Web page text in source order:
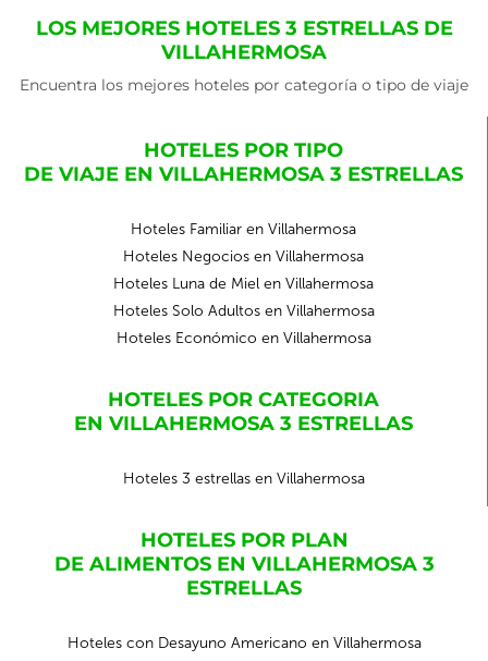
LOS MEJORES HOTELES 3 ESTRELLAS DE
VILLAHERMOSA
Encuentra los mejores hoteles por categoría o tipo de viaje
HOTELES POR TIPO
DE VIAJE EN VILLAHERMOSA 3 ESTRELLAS
Hoteles Familiar en Villahermosa
Hoteles Negocios en Villahermosa
Hoteles Luna de Miel en Villahermosa
Hoteles Solo Adultos en Villahermosa
Hoteles Económico en Villahermosa
HOTELES POR CATEGORIA
EN VILLAHERMOSA 3 ESTRELLAS
Hoteles 3 estrellas en Villahermosa
HOTELES POR PLAN
DE ALIMENTOS EN VILLAHERMOSA 3
ESTRELLAS
Hoteles con Desayuno Americano en Villahermosa